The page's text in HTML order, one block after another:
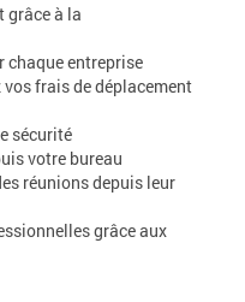
grâce à la
chaque entreprise
vos frais de déplacement
sécurité
votre bureau
réunions depuis leur
grâce aux